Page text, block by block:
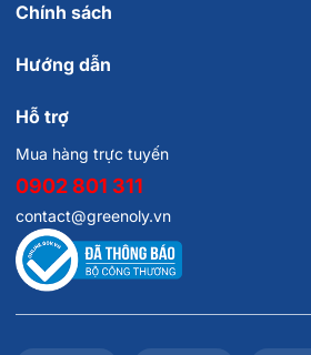
4.Welson For Men có gây tác
Welson For Men có thành phần từ
toàn khi dùng đúng liều. Tuy nhiên,
nên tham khảo ý kiến bác sĩ trước
Chính sách
Hướng dẫn
Hỗ trợ
Mua hàng trực tuyến
0902 801 311
contact@greenoly.vn